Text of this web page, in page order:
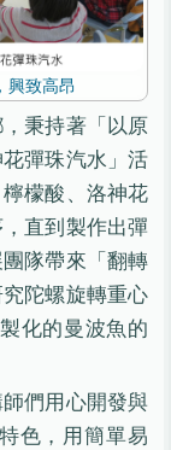
興致高昂
秉持著「以原
彈珠汽水」活
檬酸、洛神花
直到製作出彈
隊帶來「翻轉
陀螺旋轉重心
化的曼波魚的
們用心開發與
色，用簡單易